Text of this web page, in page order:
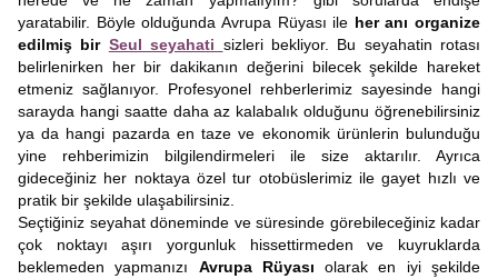
yaratabilir. Böyle olduğunda Avrupa Rüyası ile her anı organize
edilmiş bir Seul seyahati sizleri bekliyor. Bu seyahatin rotası
belirlenirken her bir dakikanın değerini bilecek şekilde hareket
etmeniz sağlanıyor. Profesyonel rehberlerimiz sayesinde hangi
sarayda hangi saatte daha az kalabalık olduğunu öğrenebilirsiniz
ya da hangi pazarda en taze ve ekonomik ürünlerin bulunduğu
yine rehberimizin bilgilendirmeleri ile size aktarılır. Ayrıca
gideceğiniz her noktaya özel tur otobüslerimiz ile gayet hızlı ve
pratik bir şekilde ulaşabilirsiniz.
Seçtiğiniz seyahat döneminde ve süresinde görebileceğiniz kadar
çok noktayı aşırı yorgunluk hissettirmeden ve kuyruklarda
beklemeden yapmanızı Avrupa Rüyasıolarak en iyi şekilde